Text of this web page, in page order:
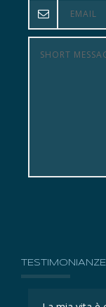
TESTIMONIANZE